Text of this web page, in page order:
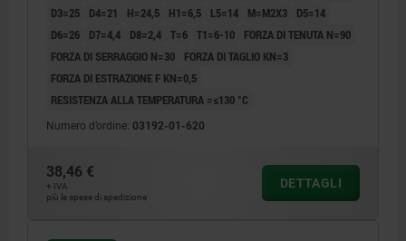
2) Possibilità di montaggio 2
3) Piastra
D3=25
D4=21 H=24,5 H1=6,5 L5=14 M=M2X3
D5=14
D6=26
D7=4,4 D8=2,4 T=6 T1=6-10
FORZA DI TENUTA N=90
FORZA DI SERRAGGIO N=30
FORZA DI TAGLIO KN=3
FORZA DI ESTRAZIONE F KN=0,5
RESISTENZA ALLA TEMPERATURA =≤130 °C
Numero d’ordine: 03192-01-620
38,46 €
+ IVA
più le spese di spedizione
DETTAGLI